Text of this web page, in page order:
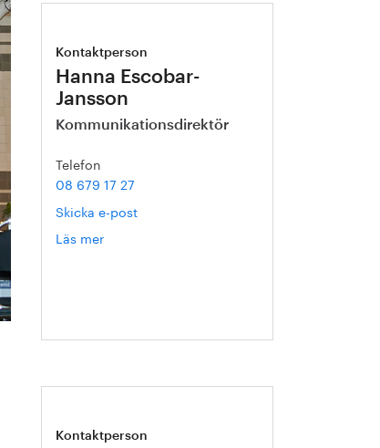
Kontaktperson
Hanna Escobar-
Jansson
Kommunikationsdirektör
Telefon
08 679 17 27
Skicka e-post
Läs mer
Kontaktperson